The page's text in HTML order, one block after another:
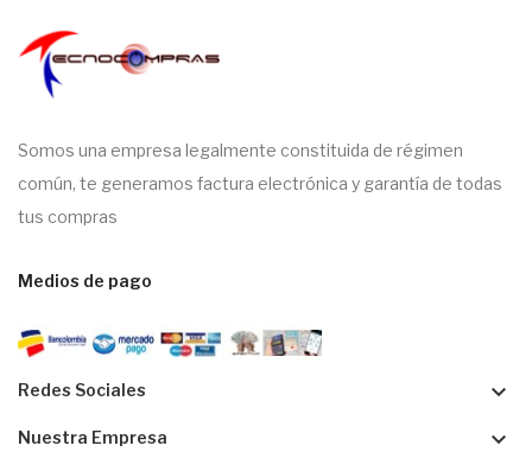
Somos una empresa legalmente constituida de régimen
común, te generamos factura electrónica y garantía de todas
tus compras
Medios de pago
Redes Sociales keyboard_arrow_down
Nuestra Empresa keyboard_arrow_down